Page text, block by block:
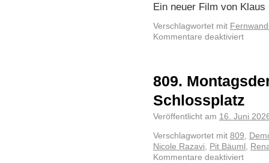
Ein neuer Film von Klaus
Verschlagwortet mit
Kommentare deaktiviert
809.
Schlossplatz
Veröffentlicht am 16. Juni
Verschlagwortet mit 809,
Nicole Razavi, Pit Bäuml ,
Kommentare deaktiviert